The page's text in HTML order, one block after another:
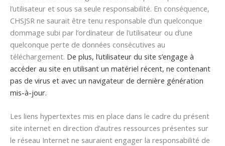
l’utilisateur et sous sa seule responsabilité. En conséquence,
CHSJSR ne saurait être tenu responsable d’un quelconque
dommage subi par l’ordinateur de l’utilisateur ou d’une
quelconque perte de données consécutives au
téléchargement. De plus, l’utilisateur du site s’engage à
accéder au site en utilisant un matériel récent, ne contenant
pas de virus et avec un navigateur de dernière génération
mis-à-jour.
Les liens hypertextes mis en place dans le cadre du présent
site internet en direction d’autres ressources présentes sur
le réseau Internet ne sauraient engager la responsabilité de